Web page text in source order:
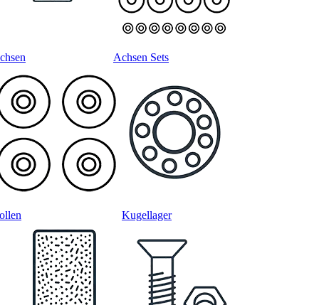
Achsen Sets
Kugellager